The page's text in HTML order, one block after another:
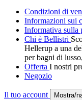
Condizioni di
Informazioni sui
Informativa sulla
Chi è Bellistri
Hellerup a una
per bagni di
Offerta I nostri
Negozio
Il tuo account Mostra/